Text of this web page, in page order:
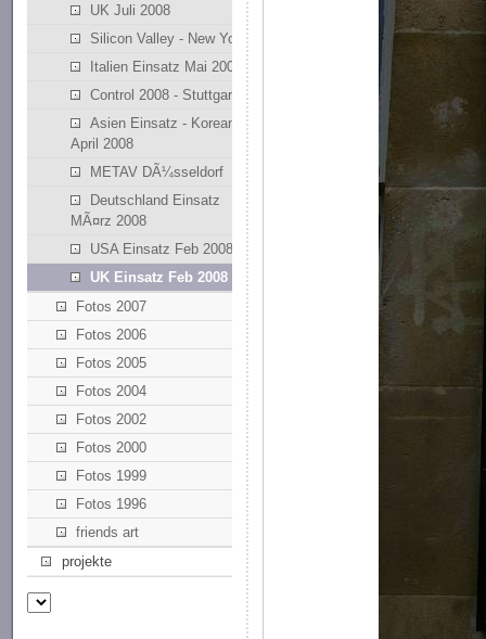
UK Juli 2008
Silicon Valley - New York
Italien Einsatz Mai 2008
Control 2008 - Stuttgart
Asien Einsatz - Korean
April 2008
METAV DÃ¼sseldorf
Deutschland Einsatz
MÃ¤rz 2008
USA Einsatz Feb 2008
UK Einsatz Feb 2008
Fotos 2007
Fotos 2006
Fotos 2005
Fotos 2004
Fotos 2002
Fotos 2000
Fotos 1999
Fotos 1996
friends art
projekte